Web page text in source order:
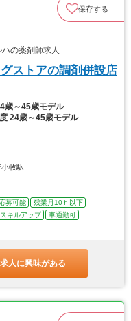
保存する
の薬剤師求人
ストアの調剤併設店
歳～45歳モデル
24歳～45歳モデル
牧駅
募可能
残業月10ｈ以下
スキルアップ
車通勤可
人に興味がある